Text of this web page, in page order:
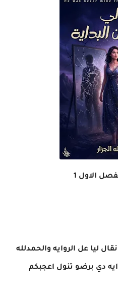
الاول 1
ليا عل الروايه والحمدلله
دي برضو تنول اعجبكم